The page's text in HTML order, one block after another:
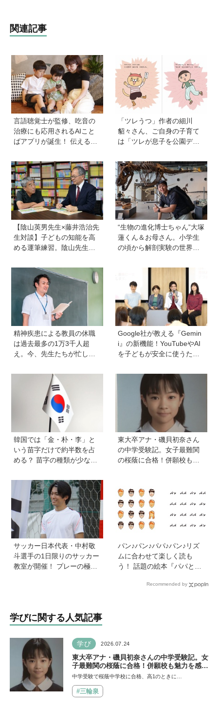
関連記事
言語聴覚士が監修、吃音の
治療にも応用されるAIこと
ばアプリが誕生！ 伝える力
める「ことたね」の魅力と
は
「ツレうつ」作者の細川
貂々さん、ご自身の子育て
は「ツレが息子を公園デビ
いた」ーー初の創作絵本
「タネがひとつぶ」は幼か
った息子さんと共作した思
い出のストーリー
【陰山英男先生×藤井浩治先
生対談】子どもの知能を高
める運筆練習。陰山先生が
ルできるようになれば、文
字を覚えることなんて簡
単！」という理由は？
“生物の進化博士ちゃん”大塚
蓮くん＆お母さん。小学生
の頃から解剖実験の世界に
近いワニを研究。「興味の
精神疾患による教員の休職
は過去最多の1万3千人超
え。今、先生たちが忙しす
知っておきたい学校のリア
Google社が教える『Gemin
i』の新機能！YouTubeやAI
を子どもが安全に使うため
教育チャンネルなど、家庭
で使うポイントとは？
韓国では「金・朴・李」と
いう苗字だけで約半数を占
める？ 苗字の種類が少ない
際問題】
東大卒アナ・磯貝初奈さん
の中学受験記。女子最難関
の桜蔭に合格！併願校も魅
事」「勉強イヤならしなく
ていいよ」
サッカー日本代表・中村敬
斗選手の1日限りのサッカー
教室が開催！ プレーの極意
パン♪パン♪パパ♪パン♪リズ
ムに合わせて楽しく読も
う！ 話題の絵本『パパとパ
ット・サニーブックスさん
Recommended by
学びに関する人気記事
学び 2026.07.24
東大卒アナ・磯貝初奈さんの中学受験記。女
子最難関の桜蔭に合格！併願校も魅力を感じ
た渋渋に。母親の声かけは「睡眠が何より大
中学受験で桜蔭中学校に合格、高1のときに…
#三輪泉